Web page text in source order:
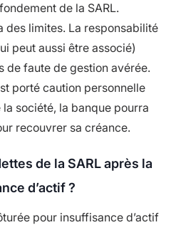
de la SARL.
des limites. La responsabilité
peut aussi être associé)
de faute de gestion avérée.
porté caution personnelle
société, la banque pourra
recouvrer sa créance.
de la SARL après la
d’actif ?
pour insuffisance d’actif